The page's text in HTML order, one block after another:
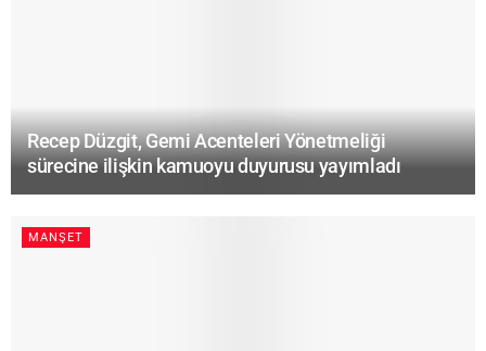
Recep Düzgit, Gemi Acenteleri Yönetmeliği
sürecine ilişkin kamuoyu duyurusu yayımladı
MANŞET